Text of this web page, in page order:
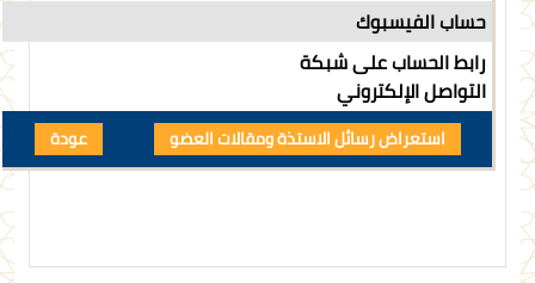
حساب الفيسبوك
رابط الحساب على شبكة
التواصل الإلكتروني